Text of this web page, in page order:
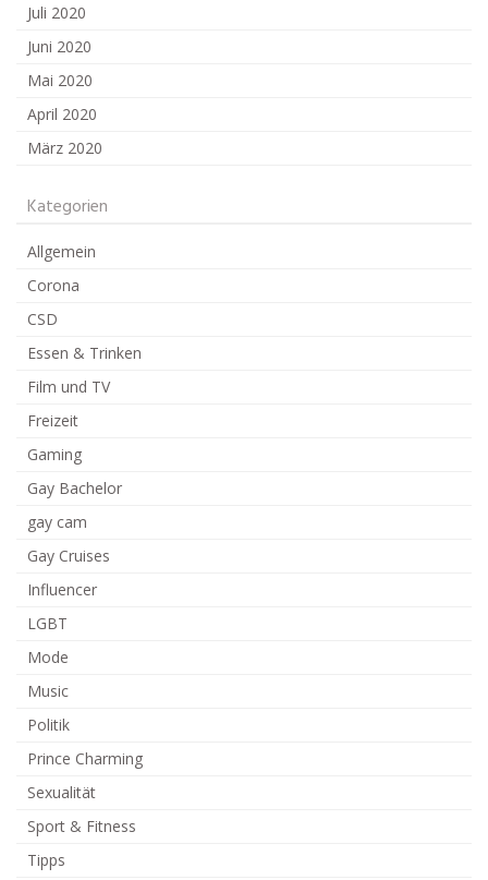
Juli 2020
Juni 2020
Mai 2020
April 2020
März 2020
Kategorien
Allgemein
Corona
CSD
Essen & Trinken
Film und TV
Freizeit
Gaming
Gay Bachelor
gay cam
Gay Cruises
Influencer
LGBT
Mode
Music
Politik
Prince Charming
Sexualität
Sport & Fitness
Tipps